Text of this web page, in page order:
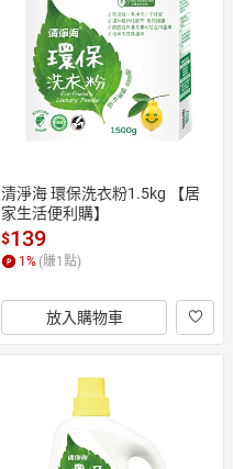
清淨海 環保洗衣粉1.5kg 【居
家生活便利購】
$139
1 % (賺1 點)
放入購物車